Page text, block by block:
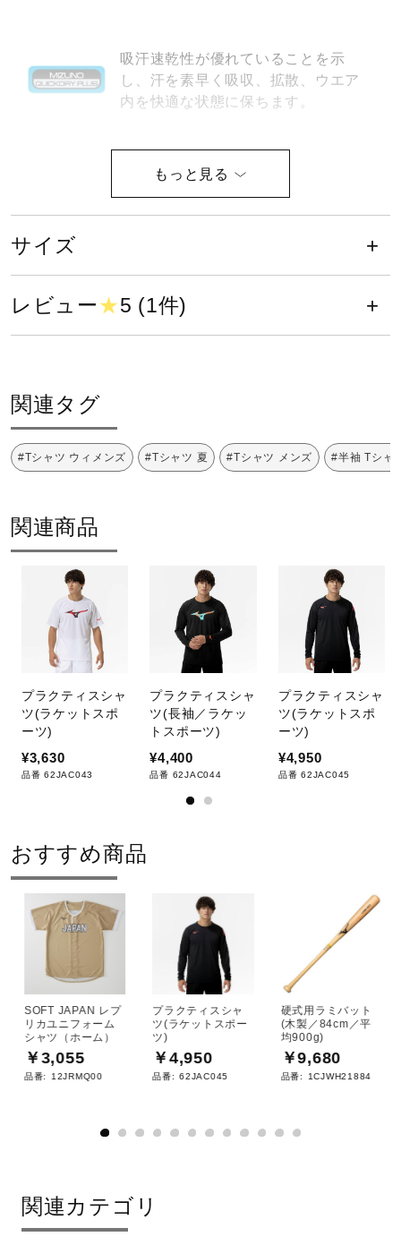
ジュニア／キッズ
メディカル
コラボ／ライセンス
セール
サポート
直営店一覧
取扱店一覧
吸汗速乾性が優れていることを示
し、汗を素早く吸収、拡散、ウエア
内を快適な状態に保ちます。
動的機能裁断・機能素材選定など、
運動時の動きやすさを追求したウエ
ア設計。
XS、S、M、L、XL、2XL
01：ホワイト
09：ブラック
14：ドレスネイビー
素材
ポリエステル100％
原産国
中国製
発売シーズン
2025年春夏
サイズ
レビュー★5 (1件)
関連タグ
#Tシャツ ウィメンズ #Tシャツ 夏 #Tシャツ メンズ #半袖 Tシャ
関連商品
プラクティスシャ
ツ(ラケットスポ
ーツ)
¥3,630
品番 62JAC043
プラクティスシャ
ツ(長袖／ラケッ
トスポーツ)
¥4,400
品番 62JAC044
プラクティスシャ
ツ(ラケットスポ
ーツ)
¥4,950
品番 62JAC045
おすすめ商品
SOFT JAPAN レプ
リカユニフォーム
シャツ（ホーム）
￥3,055
品番: 12JRMQ00
プラクティスシャ
ツ(ラケットスポー
ツ)
￥4,950
品番: 62JAC045
硬式用ラミバット
(木製／84cm／平
均900g)
￥9,680
品番: 1CJWH21884
関連カテゴリ